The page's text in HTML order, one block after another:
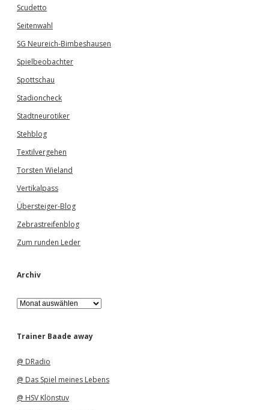
Scudetto
Seitenwahl
SG Neureich-Bimbeshausen
Spielbeobachter
Spottschau
Stadioncheck
Stadtneurotiker
Stehblog
Textilvergehen
Torsten Wieland
Vertikalpass
Übersteiger-Blog
Zebrastreifenblog
Zum runden Leder
Archiv
A
r
h
Trainer Baade away
@ DRadio
@ Das Spiel meines Lebens
@ HSV Klönstuv